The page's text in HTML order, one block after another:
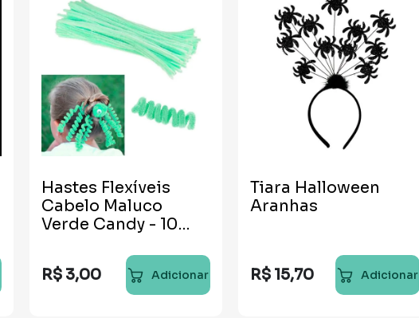
Hastes Flexíveis
Cabelo Maluco
Verde Candy - 10
R$ 3,00 Adicionar
Tiara Halloween
Aranhas
R$ 15,70 Adicionar